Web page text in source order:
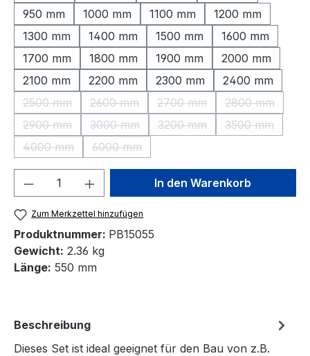
950 mm
1000 mm 1100 mm
1200 mm
1300 mm
1400 mm 1500 mm
1600 mm
1700 mm
1800 mm 1900 mm
2000 mm
2100 mm
2200 mm 2300 mm
2400 mm
2500 mm
(Diese Option ist zurzeit nicht verfügbar.)
2600 mm
(Diese Option ist zurzeit nicht verfügbar.)
2700 mm
(Diese Option ist zurzeit
2800 mm
(Diese
2900 mm
(Diese Option ist zurzeit nicht verfügbar.)
3000 mm
(Diese Option ist zurzeit nicht verfügbar.)
3200 mm
(Diese Option ist zurzeit
3500 mm
(Diese
4000 mm
(Diese Option ist zurzeit nicht verfügbar.)
6000 mm
(Diese Option ist zurzeit nicht verfügbar.)
Produkt Anzahl: Gib denIn den Warenkorb
Zum Merkzettel hinzufügen
Produktnummer: PB15055
Gewicht: 2.36 kg
Länge: 550 mm
Beschreibung
Dieses Set ist ideal geeignet für den Bau von z.B.